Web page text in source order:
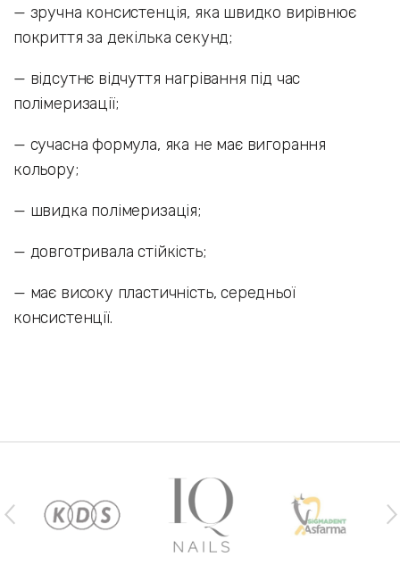
— зручна консистенція, яка швидко вирівнює
покриття за декілька секунд;
— відсутнє відчуття нагрівання під час
полімеризації;
— сучасна формула, яка не має вигорання
кольору;
— швидка полімеризація;
— довготривала стійкість;
— має високу пластичність, середньої
консистенції.